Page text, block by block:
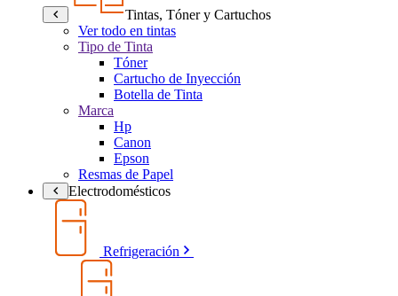
Tintas, Tóner y Cartuchos
Ver todo en tintas
Tipo de Tinta
Tóner
Cartucho de Inyección
Botella de Tinta
Marca
Hp
Canon
Epson
Resmas de Papel
Electrodomésticos
Refrigeración